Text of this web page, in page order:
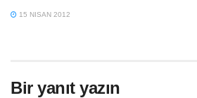
15 NISAN 2012
Bir yanıt yazın